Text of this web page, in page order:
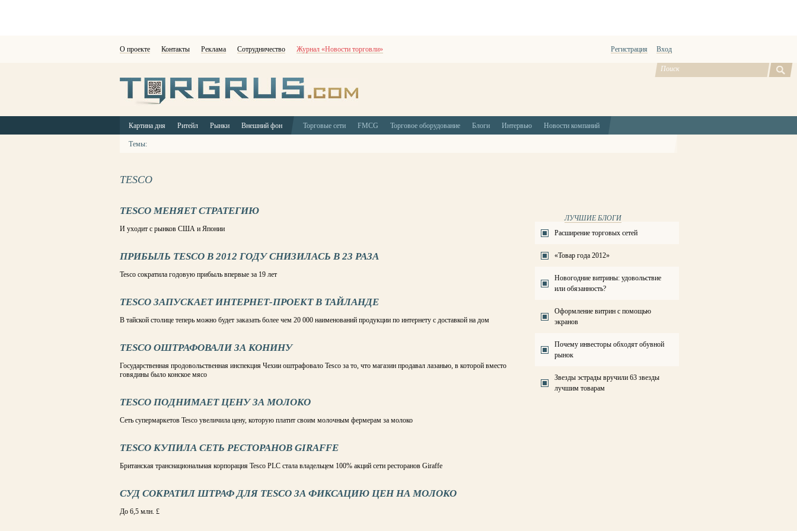
О проекте Контакты Реклама Сотрудничество Журнал «Новости торговли» Регистрация Вход
Картина дня Ритейл Рынки Внешний фон Торговые сети FMCG Торговое оборудование Блоги Интервью Новости компаний
Темы:
TESCO
TESCO МЕНЯЕТ СТРАТЕГИЮ
И уходит с рынков США и Японии
ПРИБЫЛЬ TESCO В 2012 ГОДУ СНИЗИЛАСЬ В 23 РАЗА
Tesco сократила годовую прибыль впервые за 19 лет
TESCO ЗАПУСКАЕТ ИНТЕРНЕТ-ПРОЕКТ В ТАЙЛАНДЕ
В тайской столице теперь можно будет заказать более чем 20 000 наименований продукции по интернету с доставкой на дом
TESCO ОШТРАФОВАЛИ ЗА КОНИНУ
Государственная продовольственная инспекция Чехии оштрафовало Tesco за то, что магазин продавал лазанью, в которой вместо
говядины было конское мясо
TESCO ПОДНИМАЕТ ЦЕНУ ЗА МОЛОКО
Сеть супермаркетов Tesco увеличила цену, которую платит своим молочным фермерам за молоко
TESCO КУПИЛА СЕТЬ РЕСТОРАНОВ GIRAFFE
Британская транснациональная корпорация Tesco PLC стала владельцем 100% акций сети ресторанов Giraffe
СУД СОКРАТИЛ ШТРАФ ДЛЯ TESCO ЗА ФИКСАЦИЮ ЦЕН НА МОЛОКО
До 6,5 млн. £
ЛУЧШИЕ БЛОГИ
Расширение торговых сетей
«Товар года 2012»
Новогодние витрины: удовольствие
или обязанность?
Оформление витрин с помощью
экранов
Почему инвесторы обходят обувной
рынок
Звезды эстрады вручили 63 звезды
лучшим товарам